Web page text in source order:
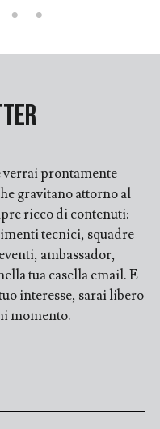
prontamente
gravitano attorno al
ricco di contenuti:
tecnici, squadre
ambassador,
tua casella email. E
interesse, sarai libero
momento.